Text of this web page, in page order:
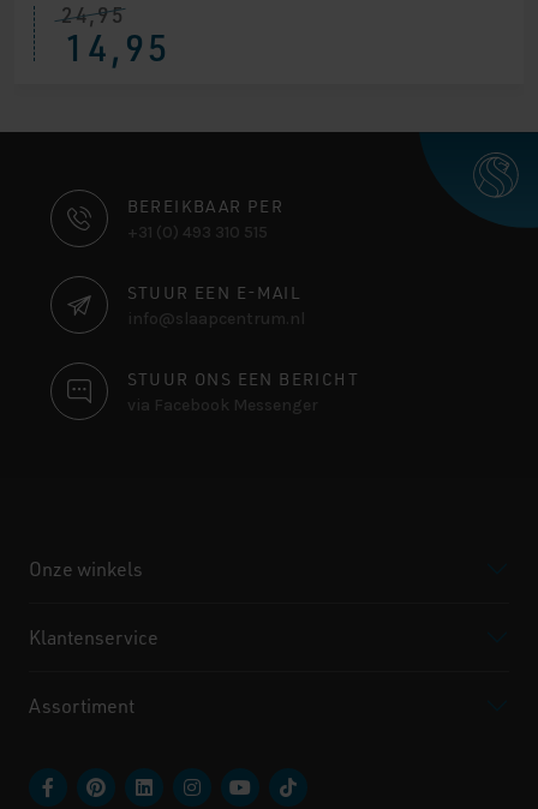
24,95
14,95
CONTACT
INFORMATIE
BEREIKBAAR PER
+31 (0) 493 310 515
STUUR EEN E-MAIL
info@slaapcentrum.nl
STUUR ONS EEN BERICHT
via Facebook Messenger
Onze winkels
Klantenservice
Assortiment